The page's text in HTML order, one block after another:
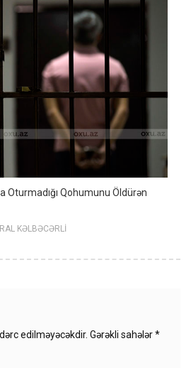
Oturmadığı Qohumunu Öldürən
KƏLBƏCƏRLİ
edilməyəcəkdir. Gərəkli sahələr*